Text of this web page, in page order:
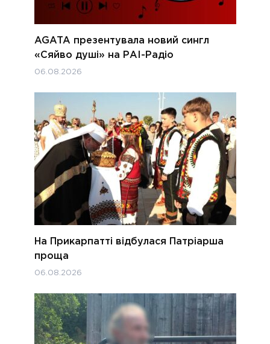
AGATA презентувала новий сингл
«Сяйво душі» на РАІ-Радіо
06.08.2026
На Прикарпатті відбулася Патріарша
проща
06.08.2026